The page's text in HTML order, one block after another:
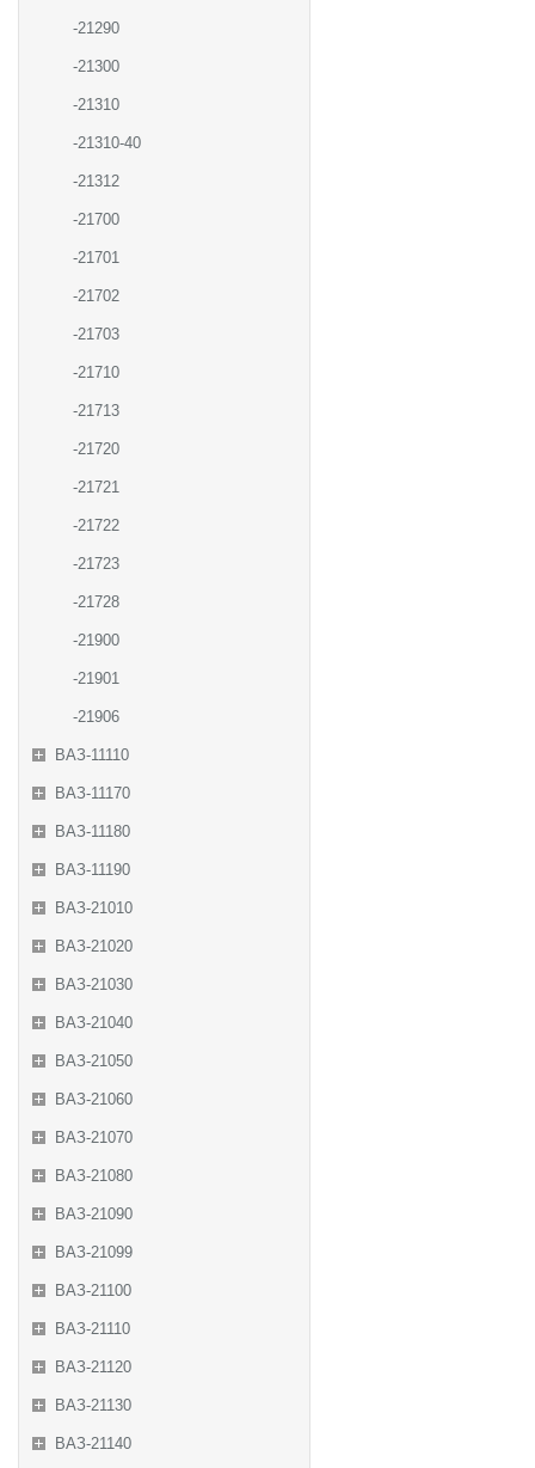
-21290
-21300
-21310
-21310-40
-21312
-21700
-21701
-21702
-21703
-21710
-21713
-21720
-21721
-21722
-21723
-21728
-21900
-21901
-21906
ВАЗ-11110
ВАЗ-11170
ВАЗ-11180
ВАЗ-11190
ВАЗ-21010
ВАЗ-21020
ВАЗ-21030
ВАЗ-21040
ВАЗ-21050
ВАЗ-21060
ВАЗ-21070
ВАЗ-21080
ВАЗ-21090
ВАЗ-21099
ВАЗ-21100
ВАЗ-21110
ВАЗ-21120
ВАЗ-21130
ВАЗ-21140